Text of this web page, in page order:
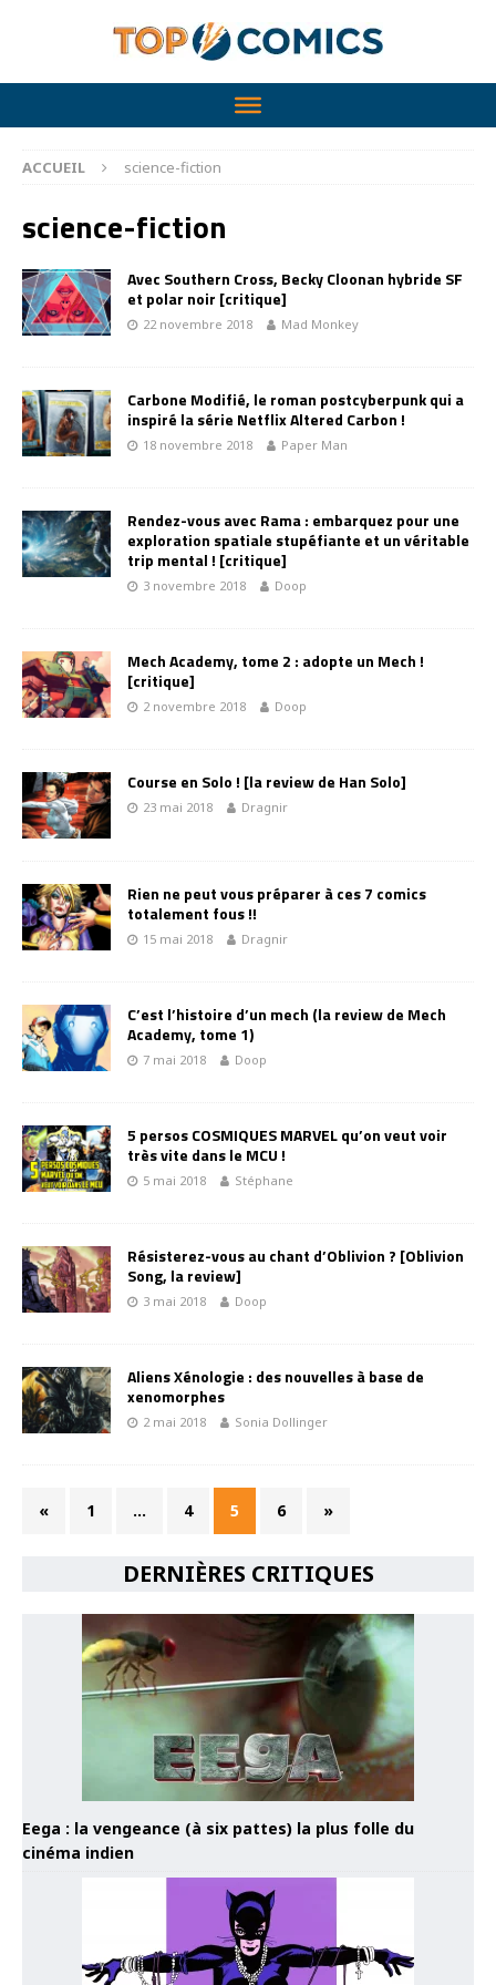
ACCUEIL science-fiction
science-fiction
Avec Southern Cross, Becky Cloonan hybride SF
et polar noir [critique]
22 novembre 2018 Mad Monkey
Carbone Modifié, le roman postcyberpunk qui a
inspiré la série Netflix Altered Carbon !
18 novembre 2018 Paper Man
Rendez-vous avec Rama : embarquez pour une
exploration spatiale stupéfiante et un véritable
trip mental ! [critique]
3 novembre 2018 Doop
Mech Academy, tome 2 : adopte un Mech !
[critique]
2 novembre 2018 Doop
Course en Solo ! [la review de Han Solo]
23 mai 2018 Dragnir
Rien ne peut vous préparer à ces 7 comics
totalement fous !!
15 mai 2018 Dragnir
C’est l’histoire d’un mech (la review de Mech
Academy, tome 1)
7 mai 2018 Doop
5 persos COSMIQUES MARVEL qu’on veut voir
très vite dans le MCU !
5 mai 2018 Stéphane
Résisterez-vous au chant d’Oblivion ? [Oblivion
Song, la review]
3 mai 2018 Doop
Aliens Xénologie : des nouvelles à base de
xenomorphes
2 mai 2018 Sonia Dollinger
« 1 … 4 5 6 »
DERNIÈRES CRITIQUES
Eega : la vengeance (à six pattes) la plus folle du
cinéma indien